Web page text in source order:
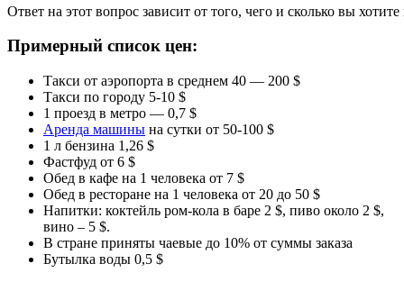
Ответ на этот вопрос зависит от того, чего и сколько вы
Примерный список цен:
Такси от аэропорта в среднем 40 — 200 $
Такси по городу 5-10 $
1 проезд в метро — 0,7 $
Аренда машины на сутки от 50-100 $
1 л бензина 1,26 $
Фастфуд от 6 $
Обед в кафе на 1 человека от 7 $
Обед в ресторане на 1 человека от 20 до 50 $
Напитки: коктейль ром-кола в баре 2 $, пиво около 2 $,
вино – 5 $.
В стране приняты чаевые до 10% от суммы заказа
Бутылка воды 0,5 $